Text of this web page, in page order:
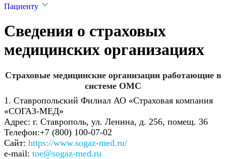
Пациенту
Сведения о страховых
медицинских организациях
Страховые медицинские организации работающие в
системе ОМС
1. Ставропольский Филиал АО «Страховая компания
«СОГАЗ-МЕД»
Адрес: г. Ставрополь, ул. Ленина, д. 256, помещ. 36
Телефон:+7 (800) 100-07-02
Сайт: https://www.sogaz-med.ru/
e-mail: toe@sogaz-med.ru